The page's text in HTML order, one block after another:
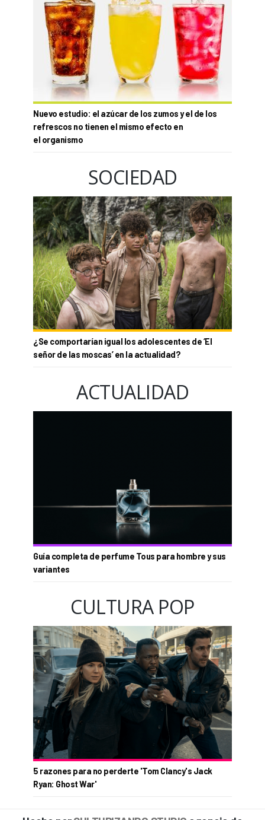
Nuevo estudio: el azúcar de los zumos y el de los
refrescos no tienen el mismo efecto en
el organismo
SOCIEDAD
¿Se comportarían igual los adolescentes de ‘El
señor de las moscas’ en la actualidad?
ACTUALIDAD
Guía completa de perfume Tous para hombre y sus
variantes
CULTURA POP
5 razones para no perderte 'Tom Clancy's Jack
Ryan: Ghost War'